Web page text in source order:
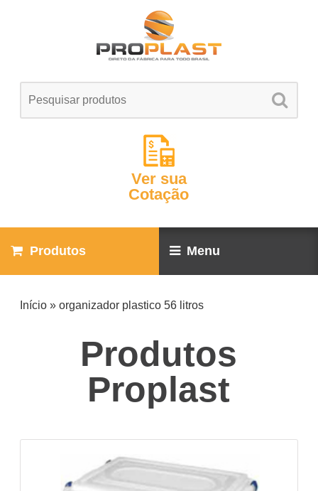
Ver sua
Cotação
Produtos Menu
Início »organizador plastico 56 litros
Produtos
Proplast